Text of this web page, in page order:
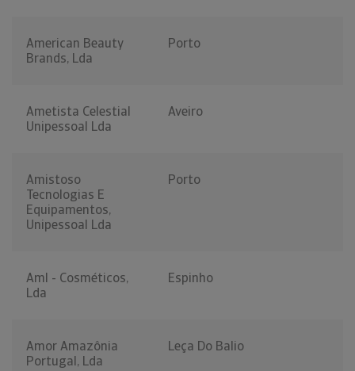
American Beauty
Brands, Lda
Porto
Ametista Celestial
Unipessoal Lda
Aveiro
Amistoso
Tecnologias E
Equipamentos,
Unipessoal Lda
Porto
Aml - Cosméticos,
Lda
Espinho
Amor Amazônia
Portugal, Lda
Leça Do Balio